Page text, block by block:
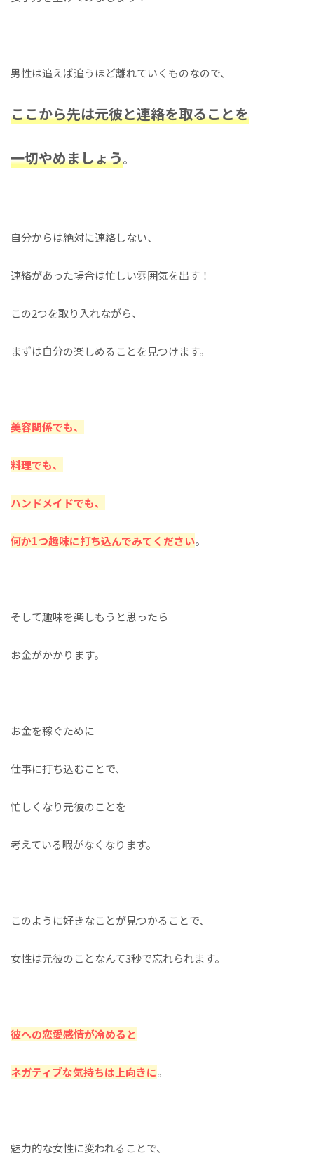
男性は追えば追うほど離れていくものなので、
ここから先は元彼と連絡を取ることを
一切やめましょう。
自分からは絶対に連絡しない、
連絡があった場合は忙しい雰囲気を出す！
この2つを取り入れながら、
まずは自分の楽しめることを見つけます。
美容関係でも、
料理でも、
ハンドメイドでも、
何か1つ趣味に打ち込んでみてください。
そして趣味を楽しもうと思ったら
お金がかかります。
お金を稼ぐために
仕事に打ち込むことで、
忙しくなり元彼のことを
考えている暇がなくなります。
このように好きなことが見つかることで、
女性は元彼のことなんて3秒で忘れられます。
彼への恋愛感情が冷めると
ネガティブな気持ちは上向きに。
魅力的な女性に変われることで、